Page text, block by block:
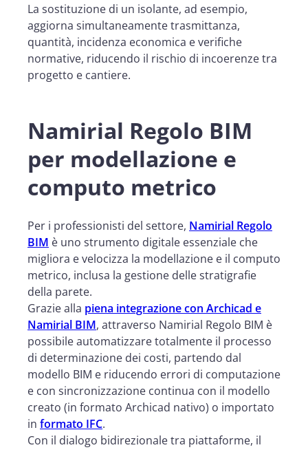
La sostituzione di un isolante, ad esempio,
aggiorna simultaneamente trasmittanza,
quantità, incidenza economica e verifiche
normative, riducendo il rischio di incoerenze tra
progetto e cantiere.
Namirial Regolo BIM
per modellazione e
computo metrico
Per i professionisti del settore, Namirial Regolo
BIM è uno strumento digitale essenziale che
migliora e velocizza la modellazione e il computo
metrico, inclusa la gestione delle stratigrafie
della parete.
Grazie alla piena integrazione con Archicad e
Namirial BIM, attraverso Namirial Regolo BIM è
possibile automatizzare totalmente il processo
di determinazione dei costi, partendo dal
modello BIM e riducendo errori di computazione
e con sincronizzazione continua con il modello
creato (in formato Archicad nativo) o importato
in formato IFC.
Con il dialogo bidirezionale tra piattaforme, il